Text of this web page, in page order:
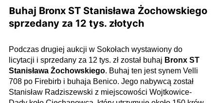
Buhaj Bronx ST Stanisława Żochowskiego
sprzedany za 12 tys. złotych
Podczas drugiej aukcji w Sokołach wystawiony do
licytacji i sprzedany za 12 tys. zł został buhaj Bronx ST
Stanisława Żochowskiego. Buhaj ten jest synem Velli
708 po Firebirb i buhaja Benico. Jego nabywcą został
Stanisław Radziszewski z miejscowości Wojtkowice-